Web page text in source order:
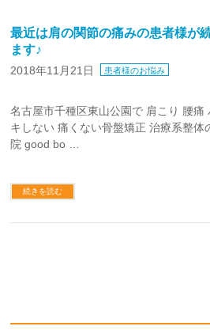
最近は肩の関節の痛みの患者様が
ます♪
2018年11月21日 患者様のお悩み
名古屋市千種区東山公園で 肩こり 腰痛
キしない 痛くない骨盤矯正 治療系整体
院 good bo …
続きを読む